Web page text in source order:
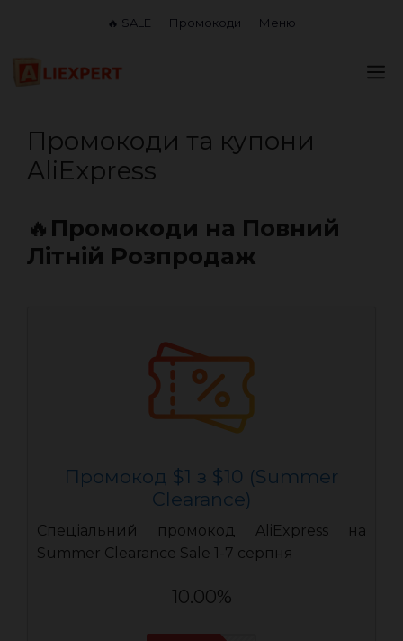
вмісту
🔥 SALE Промокоди Меню
Промокоди та купони
AliExpress
🔥 Промокоди на Повний
Літній Розпродаж
Промокод $1 з $10 (Summer
Clearance)
Спеціальний промокод AliExpress на
Summer Clearance Sale 1-7 серпня
10.00%